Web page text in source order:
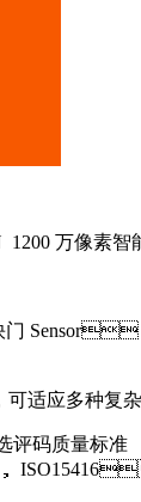
1200 万像素智
门
适应多种复杂
选评码质量标准